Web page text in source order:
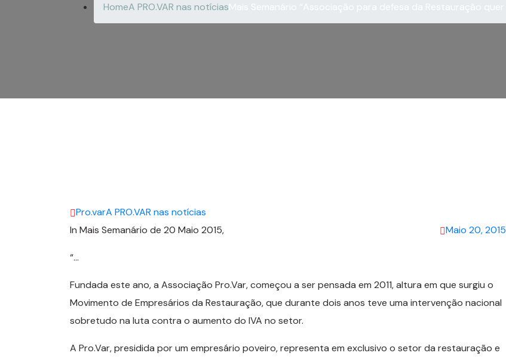
HomeA PRO.VAR nas notícias
Pro.varA PRO.VAR nas notícias
Maio 20, 2015
In Mais Semanário de 20 Maio 2015,
“…
Fundada este ano, a Associação Pro.Var, começou a ser pensada em 2011, altura em que surgiu o
Movimento de Empresários da Restauração, que durante dois anos teve uma intervenção nacional
sobretudo na luta contra o aumento do IVA no setor.
A Pro.Var, presidida por um empresário poveiro, representa em exclusivo o setor da restauração e